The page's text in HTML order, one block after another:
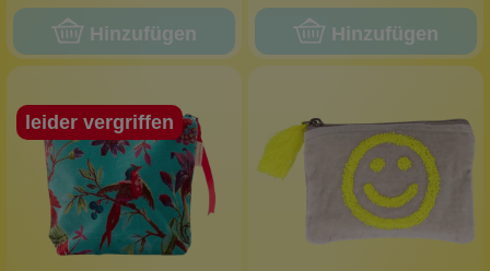
Hinzufügen Hinzufügen
leider vergriffen